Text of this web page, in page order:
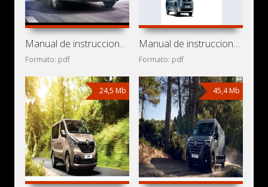
Manual de instrucciones de automóvil Mercedes-Benz Citan
Formato: pdf
Manual de instrucciones de automóvil Renault Trafic II
Formato: pdf
24,5 Mb 45,4 Mb